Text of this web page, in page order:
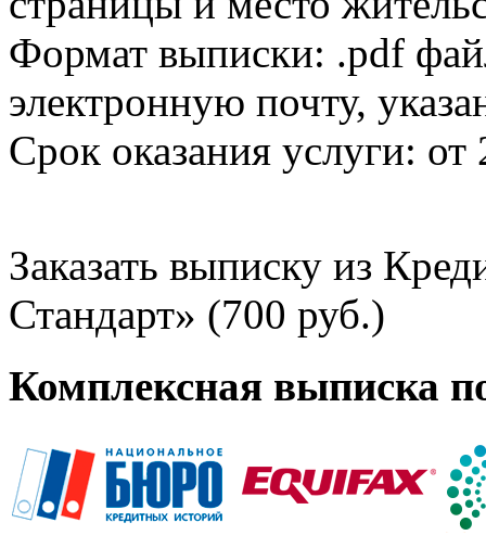
Формат выписки: .pdf
электронную почту,
Срок оказания услуги: от
Заказать выписку из
Стандарт» (700 руб.)
Комплексная выписка